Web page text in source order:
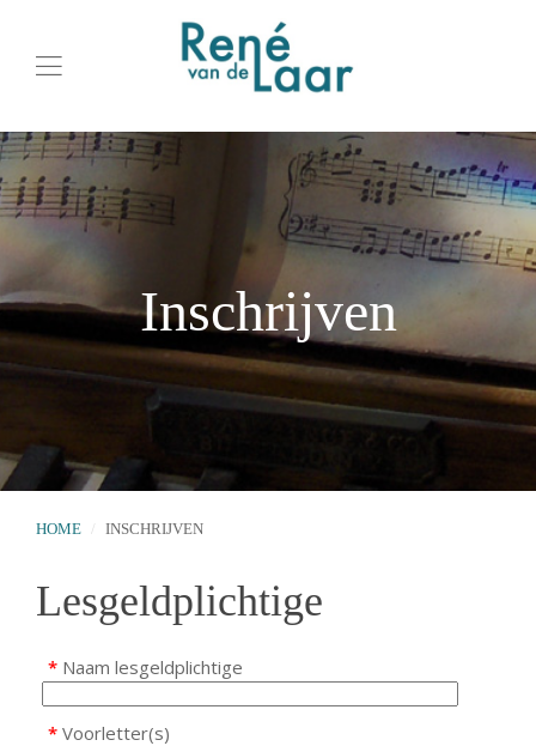
Inschrijven
HOME INSCHRIJVEN
Lesgeldplichtige
* Naam lesgeldplichtige
* Voorletter(s)